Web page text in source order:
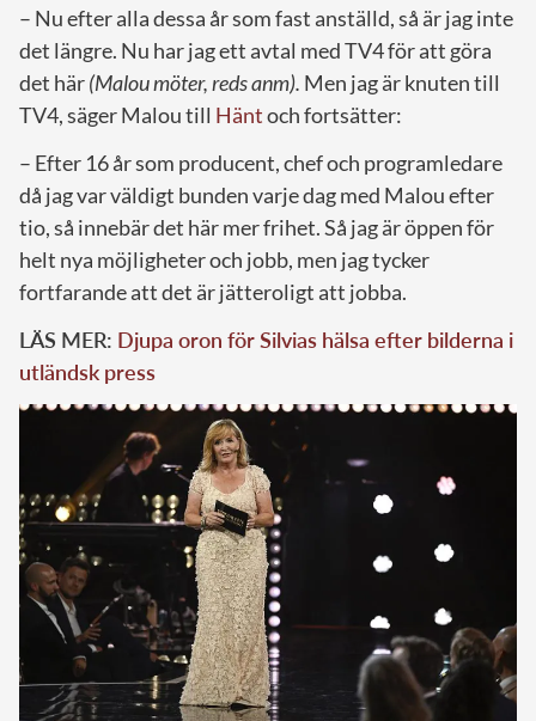
– Nu efter alla dessa år som fast anställd, så är jag inte
det längre. Nu har jag ett avtal med TV4 för att göra
det här(Malou möter, reds anm). Men jag är knuten till
TV4, säger Malou till Häntoch fortsätter:
– Efter 16 år som producent, chef och programledare
då jag var väldigt bunden varje dag med Malou efter
tio, så innebär det här mer frihet. Så jag är öppen för
helt nya möjligheter och jobb, men jag tycker
fortfarande att det är jätteroligt att jobba.
LÄS MER: Djupa oron för Silvias hälsa efter bilderna i
utländsk press